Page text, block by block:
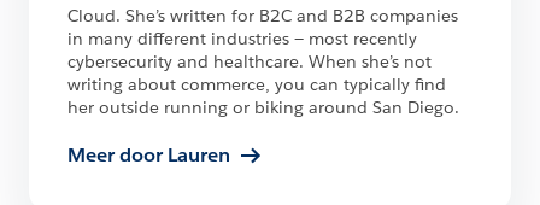
Cloud. She’s written for B2C and B2B companies
in many different industries — most recently
cybersecurity and healthcare. When she’s not
writing about commerce, you can typically find
her outside running or biking around San Diego.
Meer door Lauren